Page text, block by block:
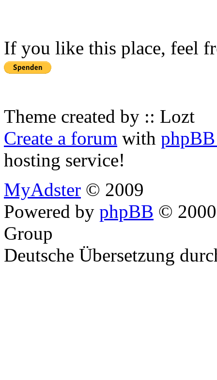
If you like this place, feel
Theme created by :: Lozt
Create a forum with
hosting service!
MyAdster © 2009
Powered by phpBB ©
Group
Deutsche Übersetzung